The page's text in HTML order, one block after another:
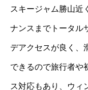
スキージャム勝山近
ナンスまでトータル
デアクセスが良く、
できるので旅行者や
ス対応もあり、ウィ